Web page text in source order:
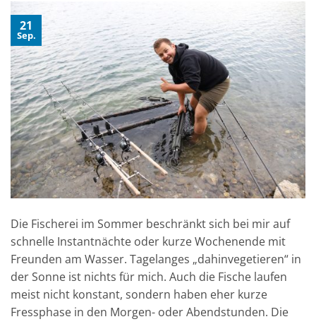
21
Sep.
Die Fischerei im Sommer beschränkt sich bei mir auf
schnelle Instantnächte oder kurze Wochenende mit
Freunden am Wasser. Tagelanges „dahinvegetieren“ in
der Sonne ist nichts für mich. Auch die Fische laufen
meist nicht konstant, sondern haben eher kurze
Fressphase in den Morgen- oder Abendstunden. Die